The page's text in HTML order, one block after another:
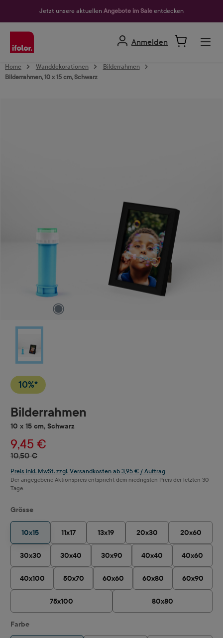
Jetzt unsere aktuellen Angebote im Sale entdecken
Anmelden
Home Wanddekorationen
Bilderrahmen
Bilderrahmen, 10 x 15 cm, Schwarz
10%*
Bilderrahmen
10 x 15 cm, Schwarz
9,45 €
10,50 €
Preis inkl. MwSt. zzgl. Versandkosten ab 3,95 € / Auftrag
Der angegebene Aktionspreis entspricht dem niedrigsten Preis der letzten 30
Tage.
Grösseauswählen
10x15 11x17 13x19 20x30 20x60
30x30 30x40 30x90 40x40 40x60
40x100 50x70 60x60 60x80 60x90
75x100 80x80
Farbeauswählen